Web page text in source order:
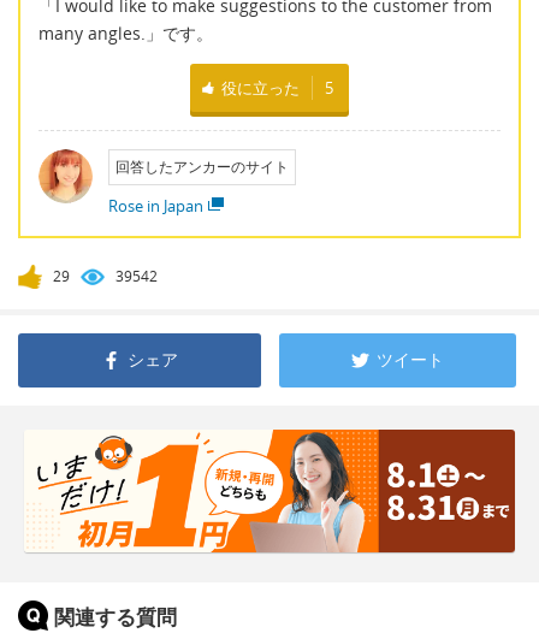
「I would like to make suggestions to the customer from
many angles.」です。
役に立った 5
回答したアンカーのサイト
Rose in Japan
29 39542
シェア ツイート
関連する質問